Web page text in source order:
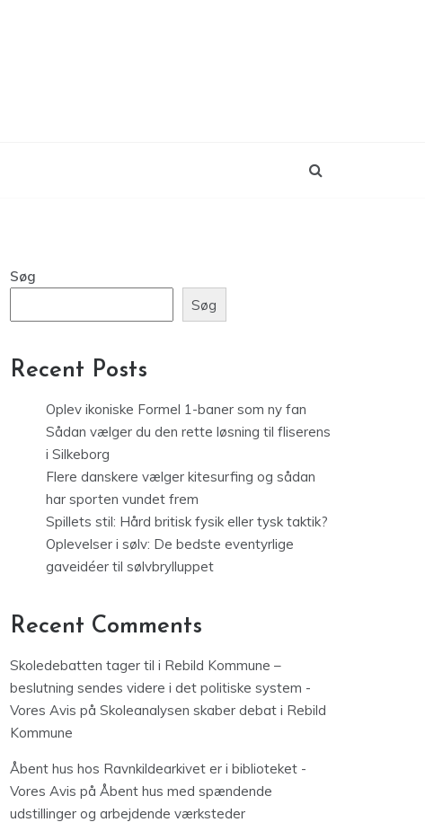
Søg
Søg
Recent Posts
Oplev ikoniske Formel 1-baner som ny fan
Sådan vælger du den rette løsning til fliserens
i Silkeborg
Flere danskere vælger kitesurfing og sådan
har sporten vundet frem
Spillets stil: Hård britisk fysik eller tysk taktik?
Oplevelser i sølv: De bedste eventyrlige
gaveidéer til sølvbrylluppet
Recent Comments
Skoledebatten tager til i Rebild Kommune –
beslutning sendes videre i det politiske system -
Vores Avis på Skoleanalysen skaber debat i Rebild
Kommune
Åbent hus hos Ravnkildearkivet er i biblioteket -
Vores Avis på Åbent hus med spændende
udstillinger og arbejdende værksteder